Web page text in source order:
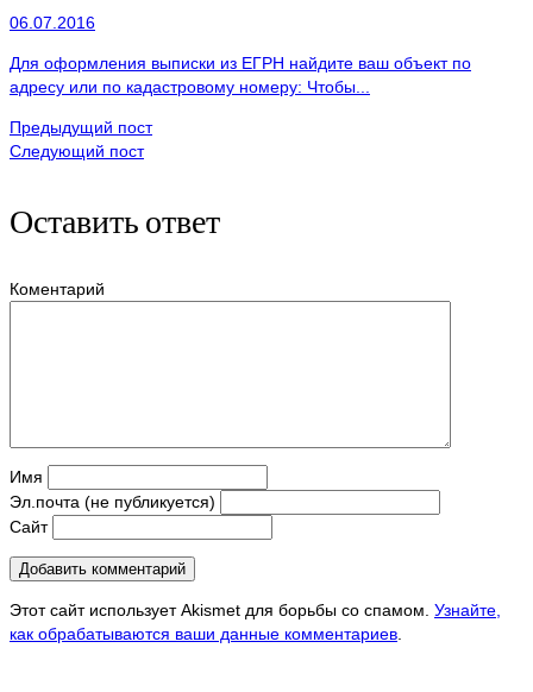
06.07.2016
Для оформления выписки из ЕГРН найдите ваш объект по
адресу или по кадастровому номеру: Чтобы...
Предыдущий пост
Следующий пост
Оставить ответ
Коментарий
Имя
Эл.почта (не публикуется)
Сайт
Этот сайт использует Akismet для борьбы со спамом. Узнайте,
как обрабатываются ваши данные комментариев